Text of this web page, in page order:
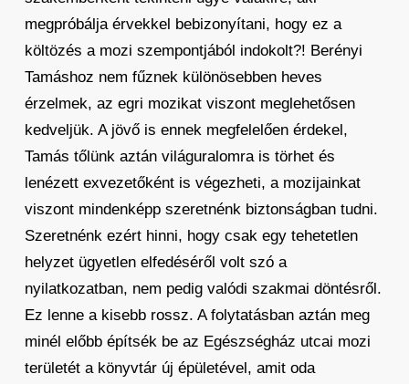
megpróbálja érvekkel bebizonyítani, hogy ez a
költözés a mozi szempontjából indokolt?! Berényi
Tamáshoz nem fűznek különösebben heves
érzelmek, az egri mozikat viszont meglehetősen
kedveljük. A jövő is ennek megfelelően érdekel,
Tamás tőlünk aztán világuralomra is törhet és
lenézett exvezetőként is végezheti, a mozijainkat
viszont mindenképp szeretnénk biztonságban tudni.
Szeretnénk ezért hinni, hogy csak egy tehetetlen
helyzet ügyetlen elfedéséről volt szó a
nyilatkozatban, nem pedig valódi szakmai döntésről.
Ez lenne a kisebb rossz. A folytatásban aztán meg
minél előbb építsék be az Egészségház utcai mozi
területét a könyvtár új épületével, amit oda